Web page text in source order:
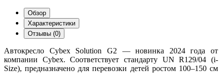
Обзор
Характеристики
Отзывы (0)
Автокресло Cybex Solution G2 — новинка 2024 года от
компании Cybex. Соответствует стандарту UN R129/04 (i-
Size), предназначено для перевозки детей ростом 100–150 см